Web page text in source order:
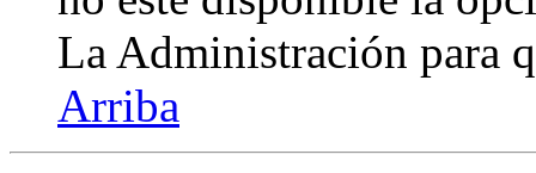
La Administración para
Arriba